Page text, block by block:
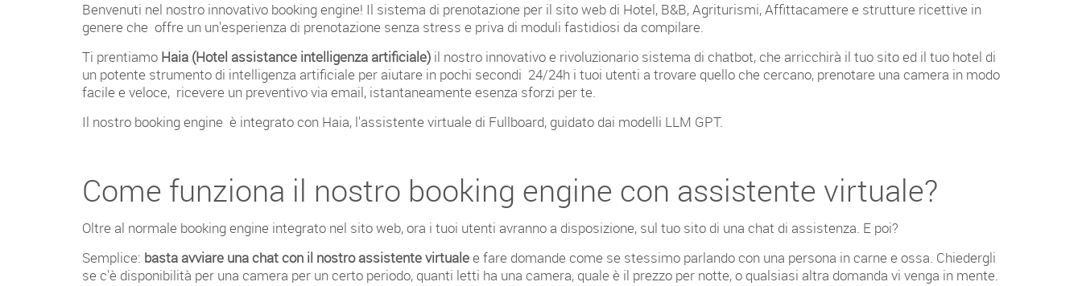
Benvenuti nel nostro innovativo booking engine! Il sistema di prenotazione per il sito web di Hotel, B&B, Agriturismi, Affittacamere e strutture ricettive in
genere che offre un un'esperienza di prenotazione senza stress e priva di moduli fastidiosi da compilare.
Ti prentiamo Haia (Hotel assistance intelligenza artificiale) il nostro innovativo e rivoluzionario sistema di chatbot, che arricchirà il tuo sito ed il tuo hotel di
un potente strumento di intelligenza artificiale per aiutare in pochi secondi 24/24h i tuoi utenti a trovare quello che cercano, prenotare una camera in modo
facile e veloce, ricevere un preventivo via email, istantaneamente esenza sforzi per te.
Il nostro booking engine è integrato con Haia, l'assistente virtuale di Fullboard, guidato dai modelli LLM GPT.
Come funziona il nostro booking engine con assistente virtuale?
Oltre al normale booking engine integrato nel sito web, ora i tuoi utenti avranno a disposizione, sul tuo sito di una chat di assistenza. E poi?
Semplice: basta avviare una chat con il nostro assistente virtualee fare domande come se stessimo parlando con una persona in carne e ossa. Chiedergli
se c'è disponibilità per una camera per un certo periodo, quanti letti ha una camera, quale è il prezzo per notte, o qualsiasi altra domanda vi venga in mente.